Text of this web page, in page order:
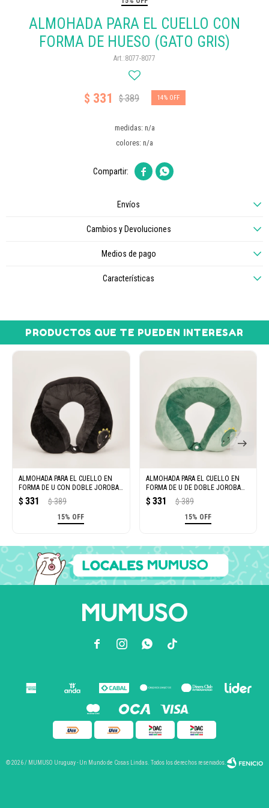
ALMOHADA PARA EL CUELLO CON
FORMA DE HUESO (GATO GRIS)
8077-8077
$ 331 $389 14
medidas: n/a
colores: n/a
 
Envíos
Cambios y Devoluciones
Medios de pago
Características
PRODUCTOS QUE TE PUEDEN INTERESAR
ALMOHADA PARA EL CUELLO EN
FORMA DE U CON DOBLE JOROBA
(NEGRO)
$ 331 $ 389
15% OFF
ALMOHADA PARA EL CUELLO EN
FORMA DE U DE DOBLE JOROBA
(VERDE)
$ 331 $ 389
15% OFF
  
© 2026 / MUMUSO Uruguay - Un Mundo de Cosas Lindas. Todos los derechos reservados.